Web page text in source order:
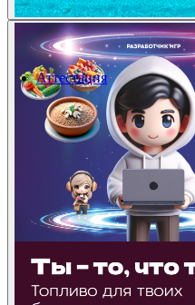
Аттестация